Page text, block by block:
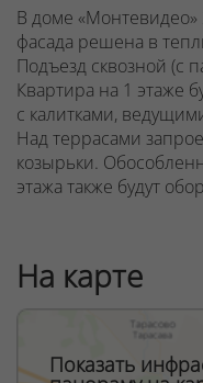
В доме «Монтевидео»
фасада решена в
Подъезд сквозной (с
Квартира на 1 этаже
с калитками,
Над террасами
козырьки.
этажа также будут
Предусмотрено
вас гостей. Фантазия
«Монтевидео»
тропических лесов.
экзотическими
есть санитарная
На карте
Показать